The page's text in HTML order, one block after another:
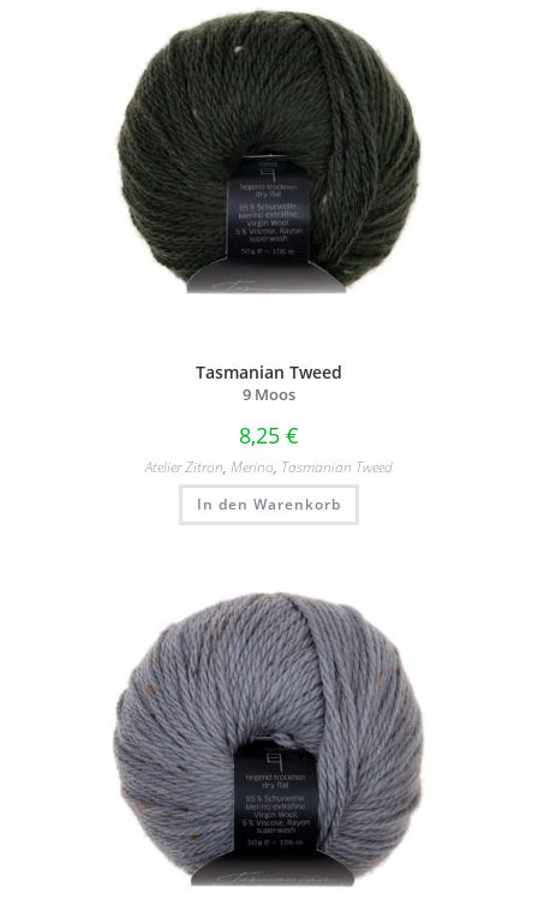
Tasmanian Tweed
9 Moos
8,25 €
Atelier Zitron, Merino, Tasmanian Tweed
In den Warenkorb